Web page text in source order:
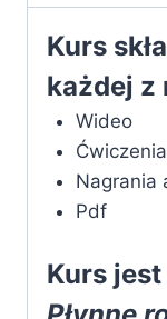
zaawansowany
Kurs
każdej z
Wideo
Ćwiczenia
Nagrania
Pdf
Kurs